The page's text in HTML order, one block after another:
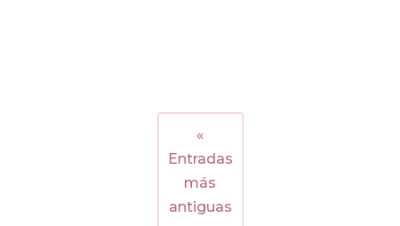
«
Entradas
más
antiguas